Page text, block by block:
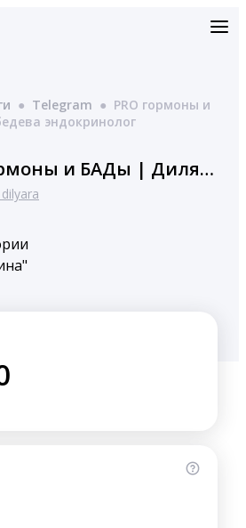
● Telegram ● PRO гормоны и
эндокринолог
PRO гормоны и БАДы | Диляра Лебедева эндокринолог